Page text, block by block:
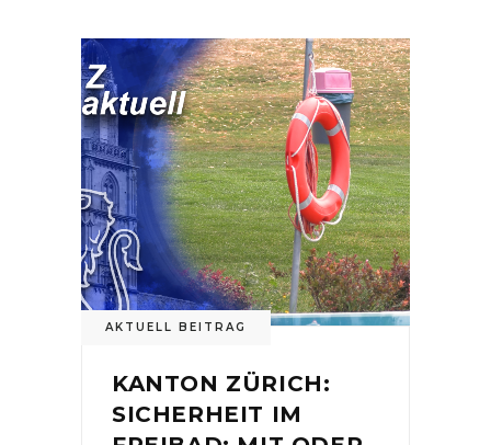
AKTUELL BEITRAG
KANTON ZÜRICH:
SICHERHEIT IM